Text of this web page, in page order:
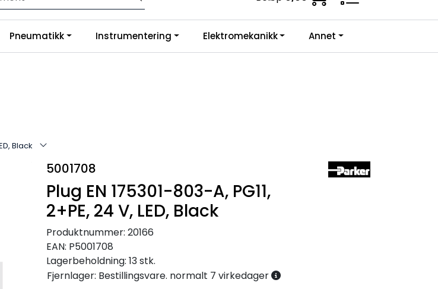
oss, så tilpasser og monterer vi etter dine krav.
Infosenter Favoritter Logg inn
Pneumatikk Instrumentering Elektromekanikk Annet
Black
5001708
Plug EN 175301-803-A, PG11,
2+PE, 24 V, LED, Black
Produktnummer: 20166
EAN: P5001708
Lagerbeholdning: 13 stk.
Fjernlager: Bestillingsvare. normalt 7 virkedager